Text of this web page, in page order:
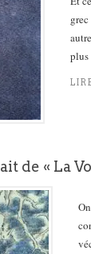
plus
de « La